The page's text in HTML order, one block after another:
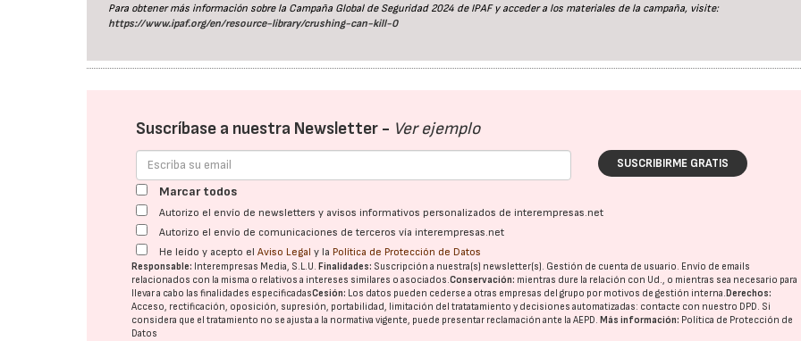
Para obtener más información sobre la Campaña Global de Seguridad 2024 de IPAF y acceder a los materiales de la campaña, visite:
https://www.ipaf.org/en/resource-library/crushing-can-kill-0
Suscríbase a nuestra Newsletter - Ver ejemplo
SUSCRIBIRME GRATIS
Marcar todos
Autorizo el envío de newsletters y avisos informativos personalizados de interempresas.net
Autorizo el envío de comunicaciones de terceros vía interempresas.net
He leído y acepto elAviso Legal y la Política de Protección de Datos
Responsable: Interempresas Media, S.L.U.Finalidades: Suscripción a nuestra(s) newsletter(s). Gestión de cuenta de usuario. Envío de emails
relacionados con la misma o relativos a intereses similares o asociados.Conservación: mientras dure la relación con Ud., o mientras sea necesario para
llevar a cabo las finalidades especificadasCesión: Los datos pueden cederse a otras empresas del grupo por motivos de gestión interna.Derechos:
Acceso, rectificación, oposición, supresión, portabilidad, limitación del tratatamiento y decisiones automatizadas: contacte con nuestro DPD . Si
considera que el tratamiento no se ajusta a la normativa vigente, puede presentar reclamación ante laAEPD .Más información: Política de Protección de
Datos